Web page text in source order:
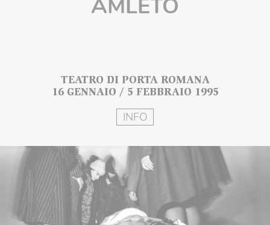
AMLETO
TEATRO DI PORTA ROMANA
16 GENNAIO / 5 FEBBRAIO 1995
INFO